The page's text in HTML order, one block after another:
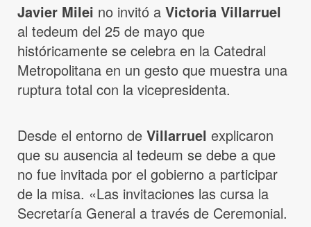
Javier Milei no invitó a Victoria Villarruel
al tedeum del 25 de mayo que
históricamente se celebra en la Catedral
Metropolitana en un gesto que muestra una
ruptura total con la vicepresidenta.
Desde el entorno de Villarruel explicaron
que su ausencia al tedeum se debe a que
no fue invitada por el gobierno a participar
de la misa. «Las invitaciones las cursa la
Secretaría General a través de Ceremonial.